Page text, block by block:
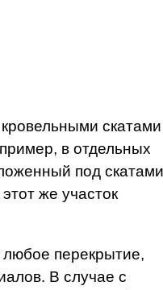
в отдельных
под
же участок
перекрытие,
В случае с